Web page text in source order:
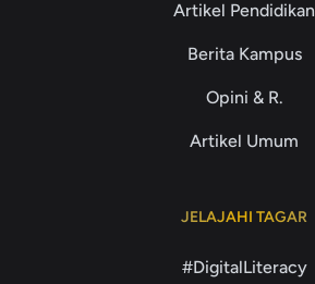
Artikel Pendidikan
Berita Kampus
Opini & R.
Artikel Umum
JELAJAHI TAGAR
#DigitalLiteracy